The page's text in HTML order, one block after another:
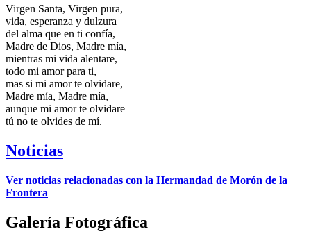
Virgen Santa, Virgen pura,
vida, esperanza y dulzura
del alma que en ti confía,
Madre de Dios, Madre mía,
mientras mi vida alentare,
todo mi amor para ti,
mas si mi amor te olvidare,
Madre mía, Madre mía,
aunque mi amor te olvidare
tú no te olvides de mí.
Noticias
Ver noticias relacionadas con la Hermandad de Morón de la
Frontera
Galería Fotográfica